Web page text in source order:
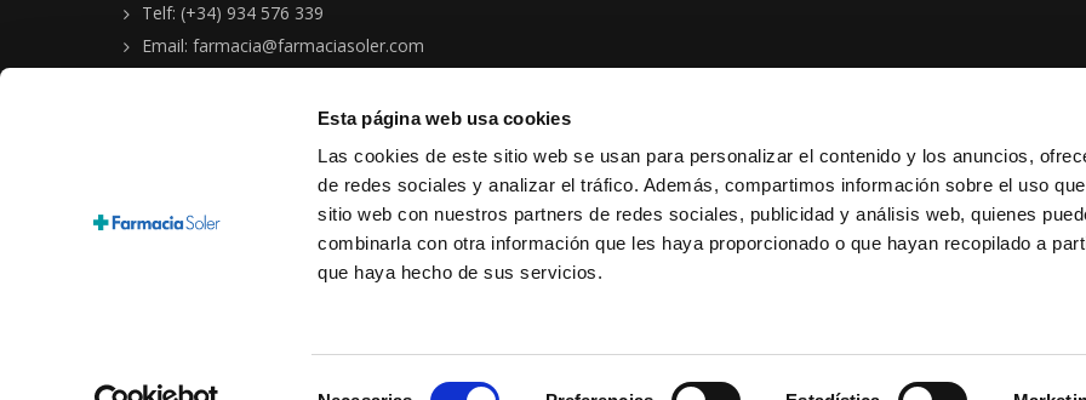
Esta página web usa cookies
Las cookies de este sitio web se usan para personalizar el contenido y los anuncios,
de redes sociales y analizar el tráfico. Además, compartimos información sobre el uso
sitio web con nuestros partners de redes sociales, publicidad y análisis web, quienes
combinarla con otra información que les haya proporcionado o que hayan recopilado a
que haya hecho de sus servicios.
Telf: (+34) 934 576 339
Email: farmacia@farmaciasoler.com
Copyright © 2026 Farmacia-Ortopedia Soler Gornals
Política protección de datos personales |Condiciones de venta|Política de